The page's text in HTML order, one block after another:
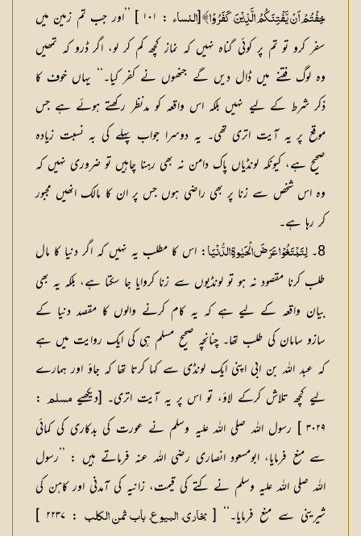
خِفْتُمْ اَنْ يَّفْتِنَكُمُ الَّذِيْنَ كَفَرُوْا﴾[النساء
: ۱۰۱ ] ’’اور جب تم زمین میں
سفر کرو تو تم پر کوئی گناہ نہیں کہ نماز کچھ کم کر لو، اگر ڈرو کہ تمھیں
وہ لوگ فتنے میں ڈال دیں گے جنھوں نے کفر کیا۔‘‘ یہاں خوف کا
ذکر شرط کے لیے نہیں بلکہ اس واقعہ کو مدنظر رکھتے ہوئے ہے جس
موقع پر یہ آیت اتری تھی۔ یہ دوسرا جواب پہلے کی بہ نسبت زیادہ
صحیح ہے، کیونکہ لونڈیاں پاک دامن نہ بھی رہنا چاہیں تو ضروری نہیں کہ
وہ اس شخص سے زنا پر بھی راضی ہوں جس پر ان کا مالک انھیں مجبور
کر رہا ہے۔
8۔
لِتَبْتَغُوْا عَرَضَ الْحَيٰوةِ الدُّنْيَا : اس کا مطلب یہ نہیں کہ اگر دنیا کا مال
طلب کرنا مقصود نہ ہو تو لونڈیوں سے زنا کروایا جا سکتا ہے، بلکہ یہ بھی
بیان واقعہ کے لیے ہے کہ یہ کام کرنے والوں کا مقصد دنیا کے
سازو سامان کی طلب تھا۔ چنانچہ صحیح مسلم ہی کی ایک روایت میں ہے
کہ عبد اللہ بن ابی اپنی ایک لونڈی سے کہا کرتا تھا کہ جاؤ اور ہمارے
لیے کچھ تلاش کرکے لاؤ، تو اس پر یہ آیت اتری۔ [دیکھیےمسلم :
۳۰۲۹ ] رسول اللہ صلی اللہ علیہ وسلم نے عورت کی بدکاری کی کمائی
سے منع فرمایا، ابومسعود انصاری رضی اللہ عنہ فرماتے ہیں : ’’رسول
اللہ صلی اللہ علیہ وسلم نے کتے کی قیمت، زانیہ کی آمدنی اور کاہن کی
شیرینی سے منع فرمایا۔‘‘ [بخاري، البیوع، باب ثمن الکلب
: ۲۲۳۷ ]